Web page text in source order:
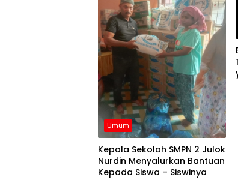
Umum
Kepala Sekolah SMPN 2 Julok
Nurdin Menyalurkan Bantuan
Kepada Siswa – Siswinya